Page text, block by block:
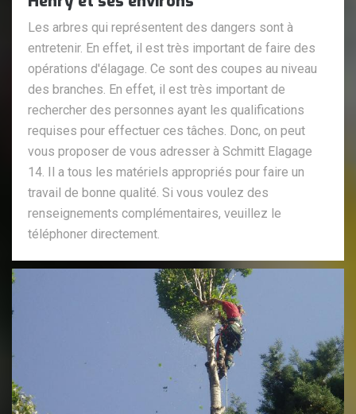
Les arbres qui représentent des dangers sont à
entretenir. En effet, il est très important de faire des
opérations d'élagage. Ce sont des coupes au niveau
des branches. En effet, il est très important de
rechercher des personnes ayant les qualifications
requises pour effectuer ces tâches. Donc, on peut
vous proposer de vous adresser à Schmitt Elagage
14. Il a tous les matériels appropriés pour faire un
travail de bonne qualité. Si vous voulez des
renseignements complémentaires, veuillez le
téléphoner directement.